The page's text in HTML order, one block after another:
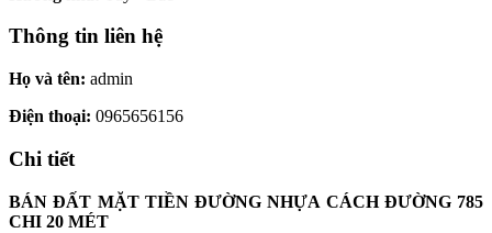
Thông tin liên hệ
Họ và tên: admin
Điện thoại: 0965656156
Chi tiết
BÁN ĐẤT MẶT TIỀN ĐƯỜNG NHỰA CÁCH ĐƯỜNG 785
CHI 20 MÉT